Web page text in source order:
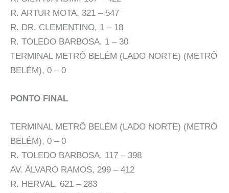
R. ARTUR MOTA, 321 – 547
R. DR. CLEMENTINO, 1 – 18
R. TOLEDO BARBOSA, 1 – 30
TERMINAL METRÔ BELÉM (LADO NORTE) (METRÔ
BELÉM), 0 – 0
PONTO FINAL
TERMINAL METRÔ BELÉM (LADO NORTE) (METRÔ
BELÉM), 0 – 0
R. TOLEDO BARBOSA, 117 – 398
AV. ÁLVARO RAMOS, 299 – 412
R. HERVAL, 621 – 283